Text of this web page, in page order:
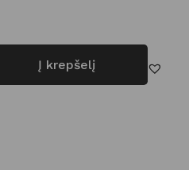
Stangrinantis paakių kremas
Į krepšelį